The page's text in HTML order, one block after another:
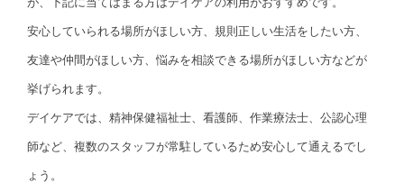
安心していられる場所がほしい方、規則正しい生活をしたい方、
友達や仲間がほしい方、悩みを相談できる場所がほしい方などが
挙げられます。
デイケアでは、精神保健福祉士、看護師、作業療法士、公認心理
師など、複数のスタッフが常駐しているため安心して通えるでし
ょう。